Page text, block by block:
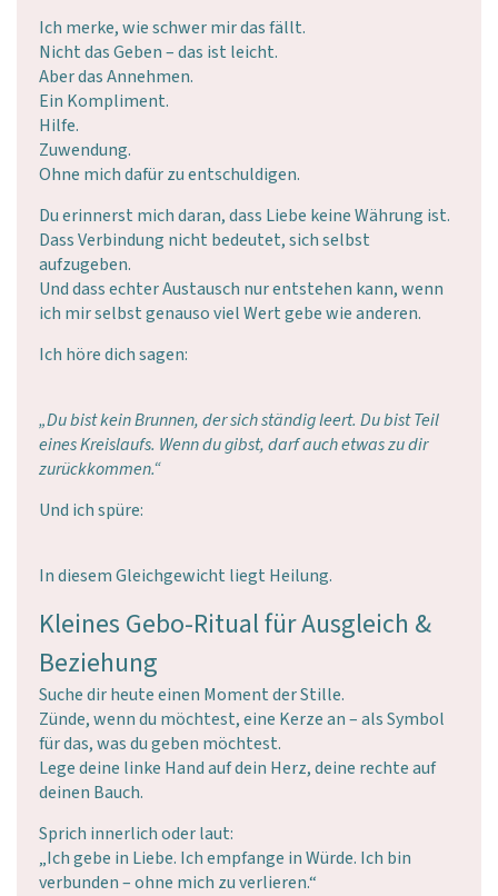
Ich merke, wie schwer mir das fällt.
Nicht das Geben – das ist leicht.
Aber das Annehmen.
Ein Kompliment.
Hilfe.
Zuwendung.
Ohne mich dafür zu entschuldigen.
Du erinnerst mich daran, dass Liebe keine Währung ist.
Dass Verbindung nicht bedeutet, sich selbst
aufzugeben.
Und dass echter Austausch nur entstehen kann, wenn
ich mir selbst genauso viel Wert gebe wie anderen.
Ich höre dich sagen:
„Du bist kein Brunnen, der sich ständig leert. Du bist Teil
eines Kreislaufs. Wenn du gibst, darf auch etwas zu dir
zurückkommen.“
Und ich spüre:
In diesem Gleichgewicht liegt Heilung.
Kleines Gebo-Ritual für Ausgleich &
Beziehung
Suche dir heute einen Moment der Stille.
Zünde, wenn du möchtest, eine Kerze an – als Symbol
für das, was du geben möchtest.
Lege deine linke Hand auf dein Herz, deine rechte auf
deinen Bauch.
Sprich innerlich oder laut:
„Ich gebe in Liebe. Ich empfange in Würde. Ich bin
verbunden – ohne mich zu verlieren.“